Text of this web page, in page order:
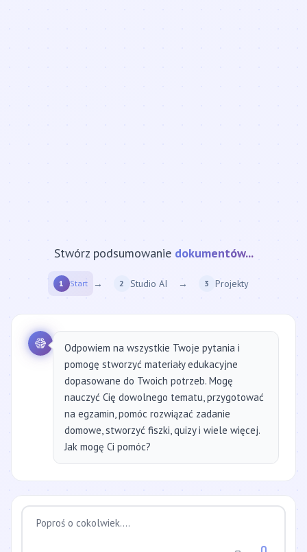
Stwórz podsumowanie strony internetowej...
1 Start → 2 Studio AI → 3 Projekty
Odpowiem na wszystkie Twoje pytania i
pomogę stworzyć materiały edukacyjne
dopasowane do Twoich potrzeb. Mogę
nauczyć Cię dowolnego tematu, przygotować
na egzamin, pomóc rozwiązać zadanie
domowe, stworzyć fiszki, quizy i wiele więcej.
Jak mogę Ci pomóc?